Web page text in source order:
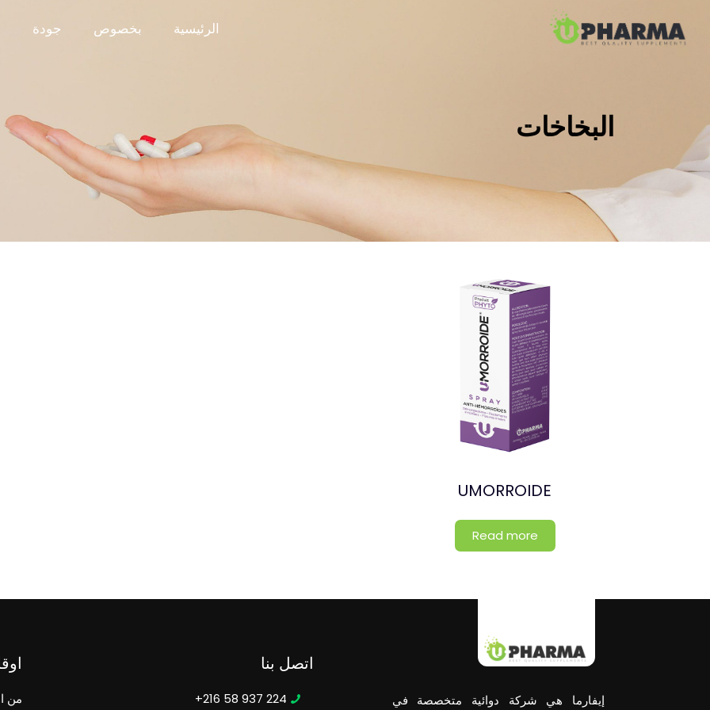
الرئيسية بخصوص جودة
البخاخات
UMORROIDE
Read more
إيفارما هي شركة دوائية متخصصة في
اتصل بنا
224 937 58 216+ من